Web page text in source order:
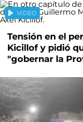
VIDEO
Tensión en el
Kicillof y pidió
"gobernar la